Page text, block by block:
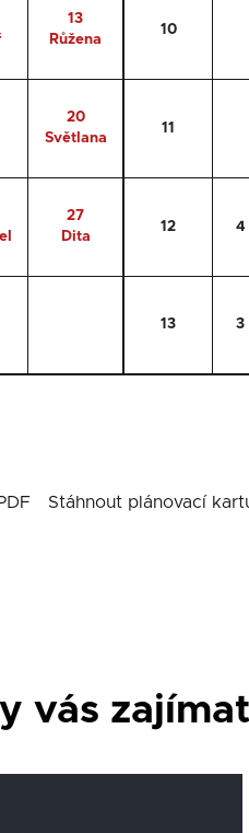
13
Růžena
10
20
Světlana
11
27
Dita
12 4
13 3
Stáhnout plánovací
vás